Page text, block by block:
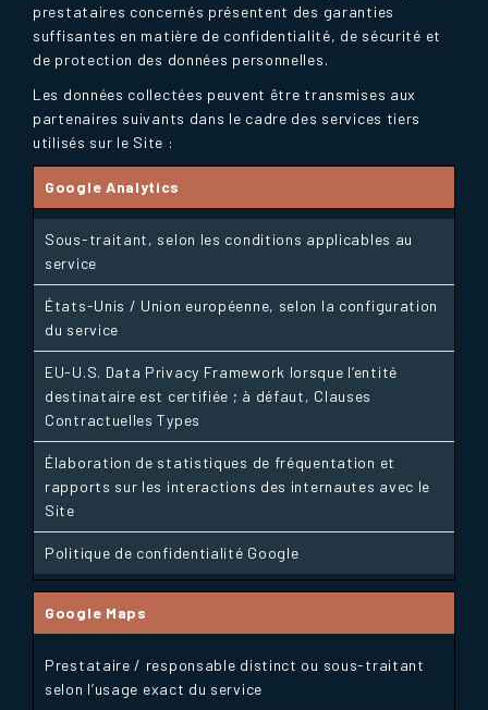
prestataires concernés présentent des garanties
suffisantes en matière de confidentialité, de sécurité et
de protection des données personnelles.
Les données collectées peuvent être transmises aux
partenaires suivants dans le cadre des services tiers
utilisés sur le Site :
Google Analytics
Sous-traitant, selon les conditions applicables au
service
États-Unis / Union européenne, selon la configuration
du service
EU-U.S. Data Privacy Framework lorsque l’entité
destinataire est certifiée ; à défaut, Clauses
Contractuelles Types
Élaboration de statistiques de fréquentation et
rapports sur les interactions des internautes avec le
Site
Politique de confidentialité Google
Google Maps
Prestataire / responsable distinct ou sous-traitant
selon l’usage exact du service